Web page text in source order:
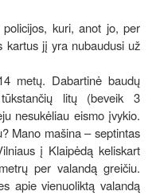
kuri, anot jo, per
kartus jį yra nubaudusi už
metų. Dabartinė baudų
litų (beveik 3
nesukėliau eismo įvykio.
Mano mašina – septintas
į Klaipėdą keliskart
per valandą greičiu.
apie vienuoliktą valandą